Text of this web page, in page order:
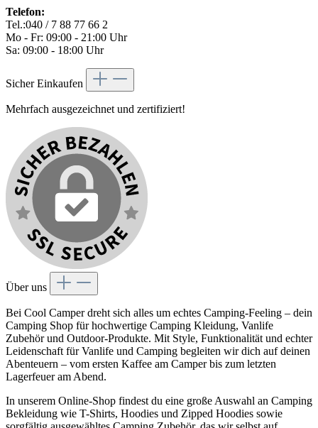
Telefon:
Tel.:040 / 7 88 77 66 2
Mo - Fr: 09:00 - 21:00 Uhr
Sa: 09:00 - 18:00 Uhr
Sicher Einkaufen
Mehrfach ausgezeichnet und zertifiziert!
Über uns
Bei Cool Camper dreht sich alles um echtes Camping-Feeling – dein
Camping Shop für hochwertige Camping Kleidung, Vanlife
Zubehör und Outdoor-Produkte. Mit Style, Funktionalität und echter
Leidenschaft für Vanlife und Camping begleiten wir dich auf deinen
Abenteuern – vom ersten Kaffee am Camper bis zum letzten
Lagerfeuer am Abend.
In unserem Online-Shop findest du eine große Auswahl an Camping
Bekleidung wie T-Shirts, Hoodies und Zipped Hoodies sowie